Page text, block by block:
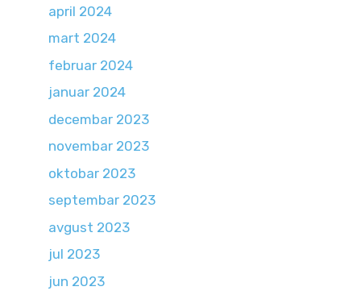
april 2024
mart 2024
februar 2024
januar 2024
decembar 2023
novembar 2023
oktobar 2023
septembar 2023
avgust 2023
jul 2023
jun 2023